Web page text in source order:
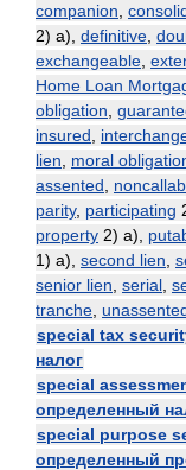
companion
2) а), definitive
exchangeable
Home Loan
obligation
insured
lien
moral
assented
parity, participating
property 2) а),
1) а), second lien
senior lien serial
tranche
special tax
налог
special
определенный
special purpose
определенный